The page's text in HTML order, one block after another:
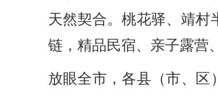
天然契合。桃花驿、靖
链，精品民宿、亲子露营
放眼全市，各县（市、区